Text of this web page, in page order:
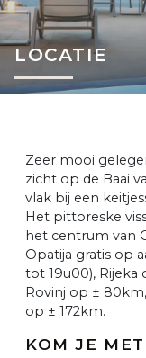
LOCATIE
Zeer mooi
zicht op de Baai
vlak bij een
Het pittoreske
het centrum van
Opatija gratis op
tot 19u00), Rijeka
Rovinj op ±
op ± 172km.
KOM JE